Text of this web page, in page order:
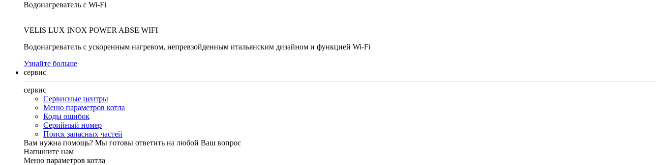
Водонагреватель с Wi-Fi
VELIS LUX INOX POWER ABSE WIFI
Водонагреватель с ускоренным нагревом, непревзойденным итальянским дизайном и функцией Wi-Fi
Узнайте больше
сервис
сервис
Сервисные центры
Меню параметров котла
Коды ошибок
Серийный номер
Поиск запасных частей
Вам нужна помощь? Мы готовы ответить на любой Ваш вопрос
Напишите нам
Меню параметров котла